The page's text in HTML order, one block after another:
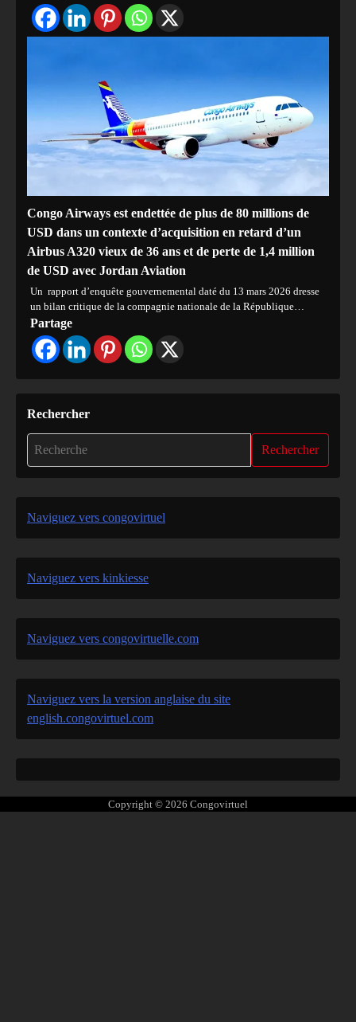
Congo Airways est endettée de plus de 80 millions de
USD dans un contexte d’acquisition en retard d’un
Airbus A320 vieux de 36 ans et de perte de 1,4 million
de USD avec Jordan Aviation
Un rapport d’enquête gouvernemental daté du 13 mars 2026 dresse
un bilan critique de la compagnie nationale de la République…
Partage
Rechercher
Rechercher
Naviguez vers congovirtuel
Naviguez vers kinkiesse
Naviguez vers congovirtuelle.com
Naviguez vers la version anglaise du site
english.congovirtuel.com
Copyright © 2026 Congovirtuel